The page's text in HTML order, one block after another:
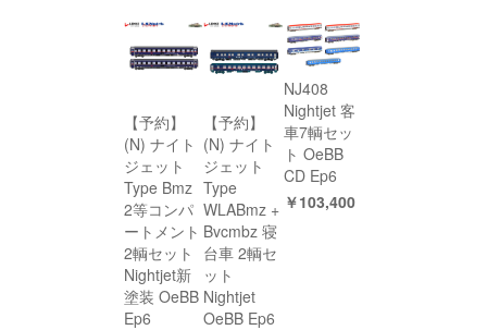
【予約】
(N) ナイト
ジェット
Type Bmz
2等コンパ
ートメント
2輌セット
Nightjet新
塗装 OeBB
Ep6
【予約】
(N) ナイト
ジェット
Type
WLABmz +
Bvcmbz 寝
台車 2輌セ
ット
Nightjet
OeBB Ep6
NJ408
Nightjet 客
車7輌セッ
ト OeBB
CD Ep6
￥103,400